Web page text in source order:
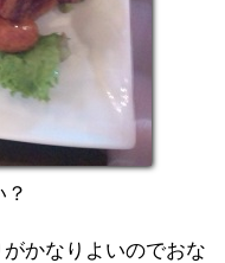
？
かなりよいのでおな